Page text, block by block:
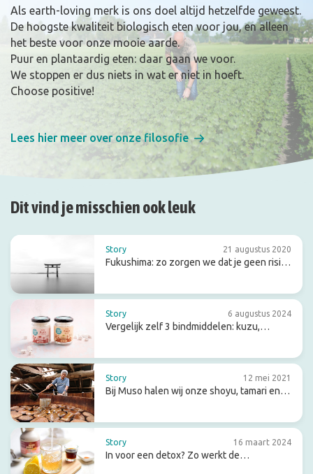
Als earth-loving merk is ons doel altijd hetzelfde geweest.
De hoogste kwaliteit biologisch eten voor jou, en alleen
het beste voor onze mooie aarde.
Puur en plantaardig eten: daar gaan we voor.
We stoppen er dus niets in wat er niet in hoeft.
Choose positive!
Lees hier meer over onze filosofie
Dit vind je misschien ook leuk
Story 21 augustus 2020
Fukushima: zo zorgen we dat je geen risico
Story 6 augustus 2024
Vergelijk zelf 3 bindmiddelen: kuzu,
Story 12 mei 2021
Bij Muso halen wij onze shoyu, tamari en
Story 16 maart 2024
In voor een detox? Zo werkt de